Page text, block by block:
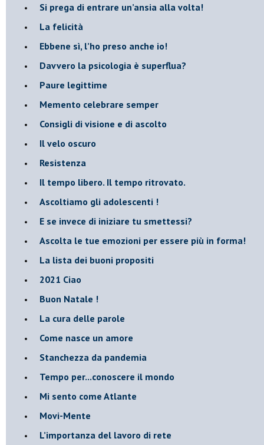
Si prega di entrare un’ansia alla volta!
​La felicità
​Ebbene sì, l’ho preso anche io!
​Davvero la psicologia è superflua?
Paure legittime
​Memento celebrare semper
​Consigli di visione e di ascolto
​Il velo oscuro
Resistenza
​Il tempo libero. Il tempo ritrovato.
Ascoltiamo gli adolescenti !
​E se invece di iniziare tu smettessi?
​Ascolta le tue emozioni per essere più in forma!
​La lista dei buoni propositi
2021 Ciao
Buon Natale !
​La cura delle parole
​Come nasce un amore
Stanchezza da pandemia
​Tempo per...conoscere il mondo
​Mi sento come Atlante
​Movi-Mente
​L’importanza del lavoro di rete